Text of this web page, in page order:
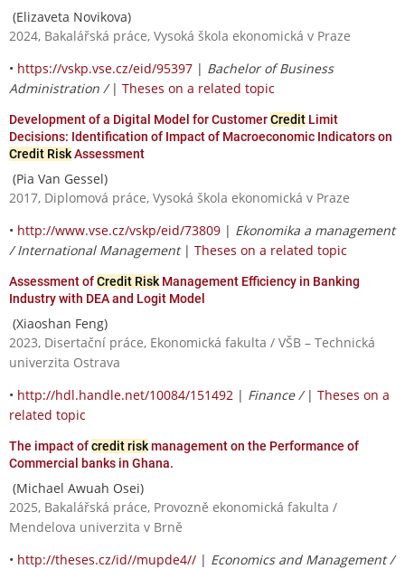
(Elizaveta Novikova)
2024, Bakalářská práce, Vysoká škola ekonomická v Praze
• https://vskp.vse.cz/eid/95397 | Bachelor of Business
Administration / | Theses on a related topic
Development of a Digital Model for CustomerCredit Limit
Decisions: Identification of Impact of Macroeconomic Indicators on
Credit RiskAssessment
(Pia Van Gessel)
2017, Diplomová práce, Vysoká škola ekonomická v Praze
• http://www.vse.cz/vskp/eid/73809 | Ekonomika a management
/ International Management| Theses on a related topic
Assessment ofCredit Risk Management Efficiency in Banking
Industry with DEA and Logit Model
(Xiaoshan Feng)
2023, Disertační práce, Ekonomická fakulta / VŠB – Technická
univerzita Ostrava
• http://hdl.handle.net/10084/151492 | Finance / | Theses on a
related topic
The impact ofcredit riskmanagement on the Performance of
Commercial banks in Ghana.
(Michael Awuah Osei)
2025, Bakalářská práce, Provozně ekonomická fakulta /
Mendelova univerzita v Brně
• http://theses.cz/id//mupde4// | Economics and Management /